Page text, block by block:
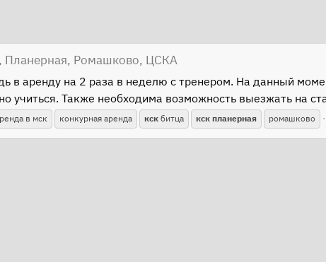
Планерная, Ромашково, ЦСКА
в аренду на 2 раза в неделю с тренером. На данный
учиться. Также необходима возможность выезжать на
в мск конкурная аренда кск битца кск планерная ромашково